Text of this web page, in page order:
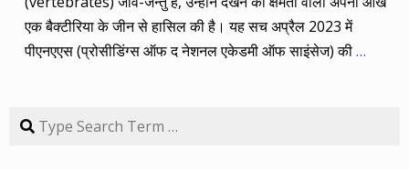
एक बैक्टीरिया के जीन से हासिल की है। यह सच अप्रैल 2023 में
पीएनएएस (प्रोसीडिंग्स ऑफ द नेशनल एकेडमी ऑफ साइंसेज) की…
Search